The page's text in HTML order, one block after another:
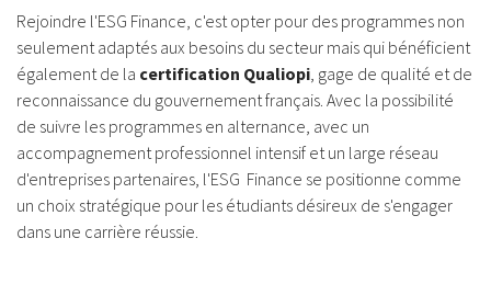
Rejoindre l'ESG Finance, c'est opter pour des programmes non
seulement adaptés aux besoins du secteur mais qui bénéficient
également de la certification Qualiopi, gage de qualité et de
reconnaissance du gouvernement français. Avec la possibilité
de suivre les programmes en alternance, avec un
accompagnement professionnel intensif et un large réseau
d'entreprises partenaires, l'ESG Finance se positionne comme
un choix stratégique pour les étudiants désireux de s'engager
dans une carrière réussie.